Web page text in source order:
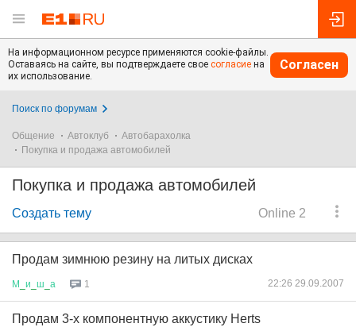
На информационном ресурсе применяются cookie-файлы.
Оставаясь на сайте, вы подтверждаете свое согласие на
их использование.
Согласен
Поиск по форумам
Общение Автоклуб
Автобарахолка
Покупка и продажа автомобилей
Покупка и продажа автомобилей
Online 2
Создать тему
Продам зимнюю резину на литых дисках
М и ш а 1 22:26 29.09.2007
Продам 3-х компонентную аккустику Herts